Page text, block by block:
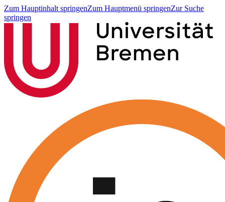
Zum Hauptinhalt springenZum Hauptmenü springenZur Suche
springen